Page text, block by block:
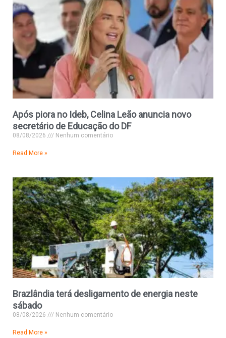
Após piora no Ideb, Celina Leão anuncia novo
secretário de Educação do DF
08/08/2026 Nenhum comentário
Read More »
Brazlândia terá desligamento de energia neste
sábado
08/08/2026 Nenhum comentário
Read More »